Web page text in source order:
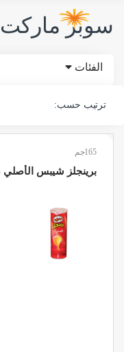
سوبر ماركت
الفئات
ترتيب حسب:
165جم
برينجلز شيبس الأصلي 165جم